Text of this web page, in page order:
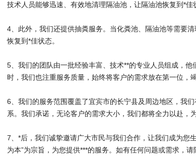
技术人员能够迅速、有效地清理隔油池，让隔油池恢复到*佳
4、此外，我们还提供抽粪服务。当化粪池、隔油池等需要
恢复到*佳状态。
5、我们的团队由一批经验丰富、技术**的专业人员组成，
时，我们也注重服务质量，始终将客户的需求放在第一位，
6、我们的服务范围覆盖了宜宾市的长宁县及周边地区，我
系。我们承诺，无论客户的需求大小，我们都将全力以赴，
7、*后，我们诚挚邀请广大市民与我们合作，让我们成为您
为本”为宗旨，为您提供***的服务。如有任何问题或需求，请